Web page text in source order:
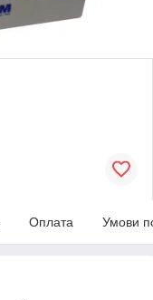
Оплата Умови